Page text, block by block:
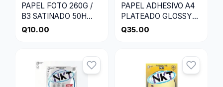
PAPEL FOTO 260G /
B3 SATINADO 50H
FOLDER
Q10.00
PAPEL ADHESIVO A4
PLATEADO GLOSSY
/6H EMPLASTICAD
Q35.00